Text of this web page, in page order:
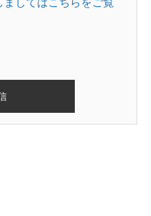
してはこちらをご覧